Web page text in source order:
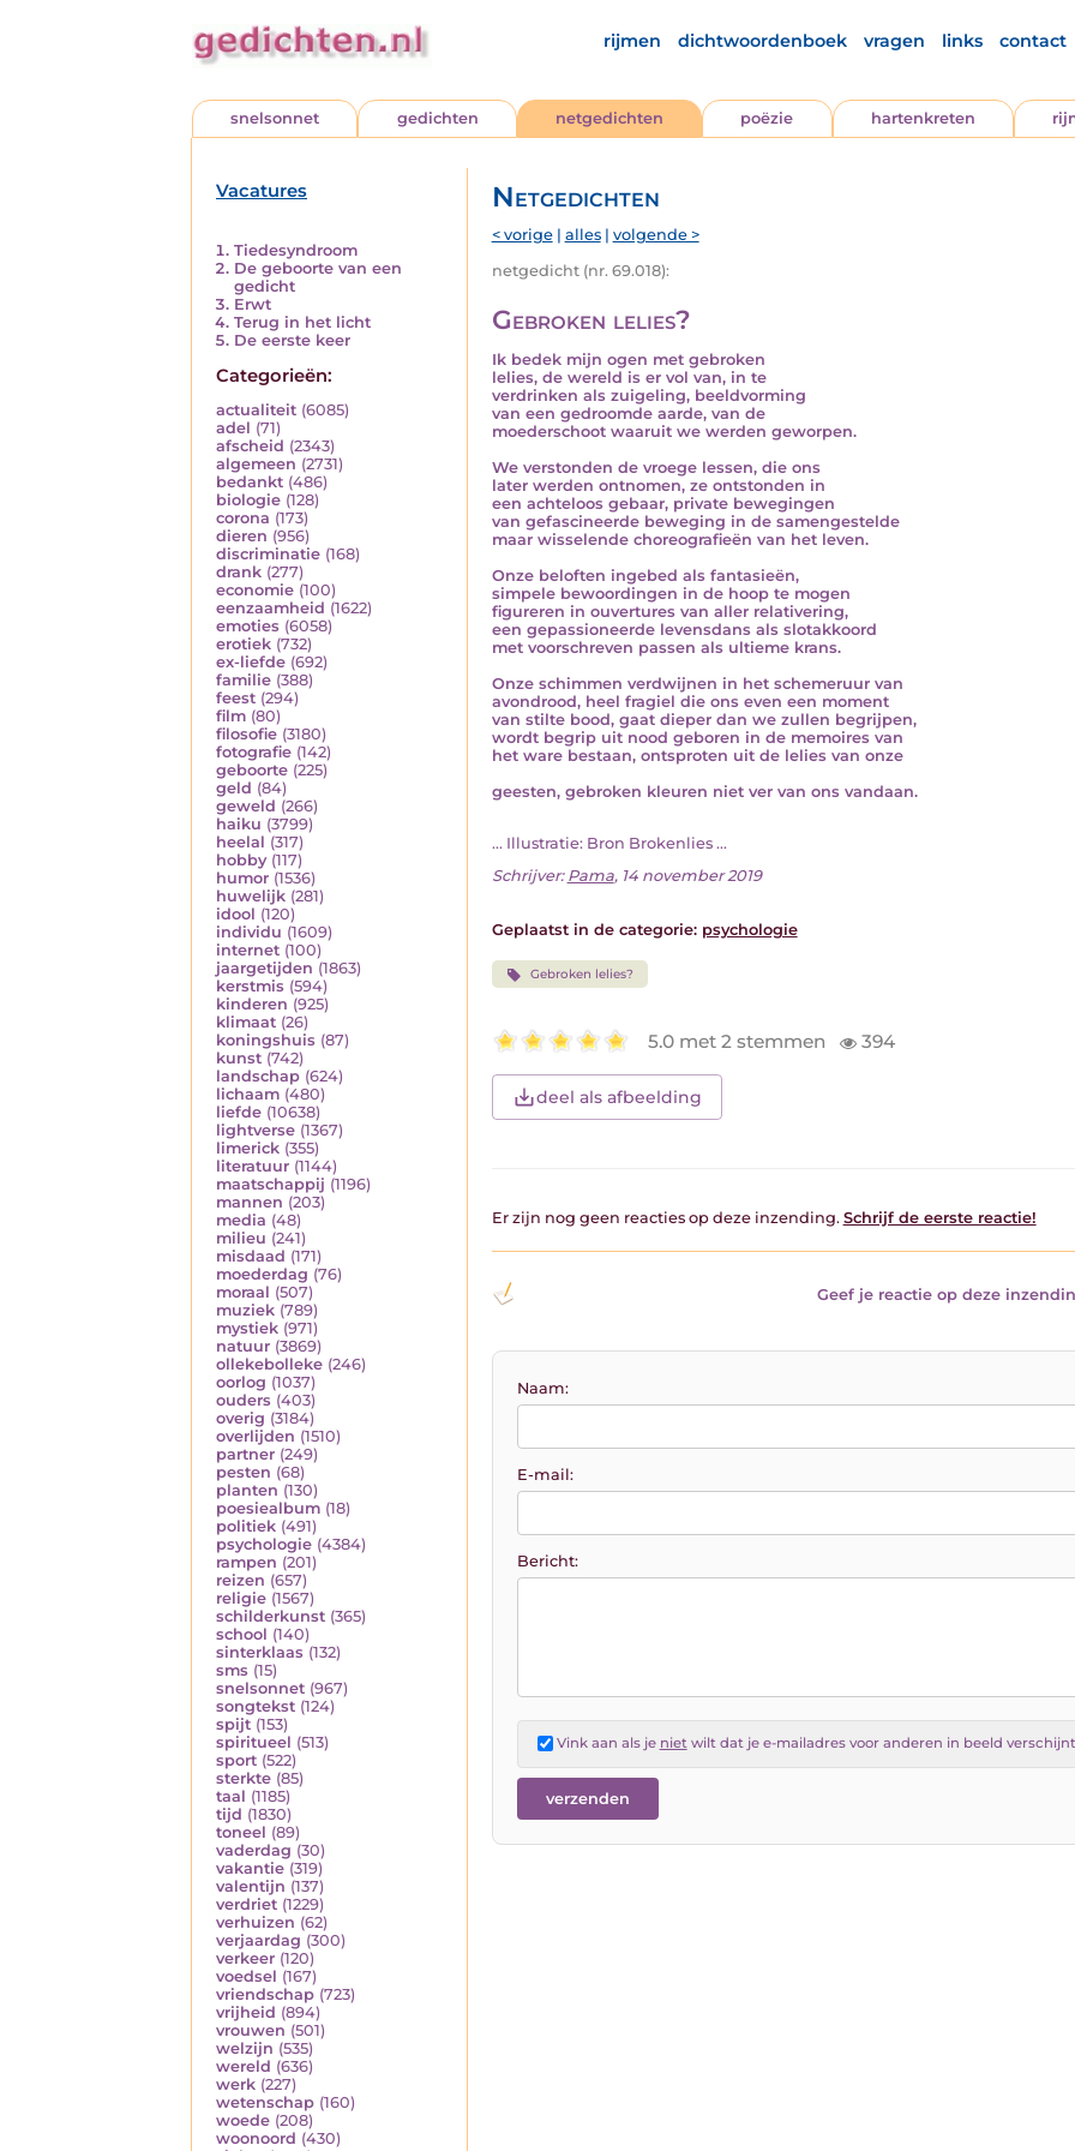
rijmen dichtwoordenboek vragen links contact
snelsonnet gedichten netgedichten poëzie hartenkreten
Vacatures
Tiedesyndroom
De geboorte van een
gedicht
Erwt
Terug in het licht
De eerste keer
Categorieën:
actualiteit (6085)
adel (71)
afscheid (2343)
algemeen (2731)
bedankt (486)
biologie (128)
corona (173)
dieren (956)
discriminatie (168)
drank (277)
economie (100)
eenzaamheid (1622)
emoties (6058)
erotiek (732)
ex-liefde (692)
familie (388)
feest (294)
film (80)
filosofie (3180)
fotografie (142)
geboorte (225)
geld (84)
geweld (266)
haiku (3799)
heelal (317)
hobby (117)
humor (1536)
huwelijk (281)
idool (120)
individu (1609)
internet (100)
jaargetijden (1863)
kerstmis (594)
kinderen (925)
klimaat (26)
koningshuis (87)
kunst (742)
landschap (624)
lichaam (480)
liefde (10638)
lightverse (1367)
limerick (355)
literatuur (1144)
maatschappij (1196)
mannen (203)
media (48)
milieu (241)
misdaad (171)
moederdag (76)
moraal (507)
muziek (789)
mystiek (971)
natuur (3869)
ollekebolleke (246)
oorlog (1037)
ouders (403)
overig (3184)
overlijden (1510)
partner (249)
pesten (68)
planten (130)
poesiealbum (18)
politiek (491)
psychologie (4384)
rampen (201)
reizen (657)
religie (1567)
schilderkunst (365)
school (140)
sinterklaas (132)
sms (15)
snelsonnet (967)
songtekst (124)
spijt (153)
spiritueel (513)
sport (522)
sterkte (85)
taal (1185)
tijd (1830)
toneel (89)
vaderdag (30)
vakantie (319)
valentijn (137)
verdriet (1229)
verhuizen (62)
verjaardag (300)
verkeer (120)
voedsel (167)
vriendschap (723)
vrijheid (894)
vrouwen (501)
welzijn (535)
wereld (636)
werk (227)
wetenschap (160)
woede (208)
woonoord (430)
Netgedichten
< vorige| alles| volgende >
netgedicht (nr. 69.018):
Gebroken lelies?
Ik bedek mijn ogen met gebroken
lelies, de wereld is er vol van, in te
verdrinken als zuigeling, beeldvorming
van een gedroomde aarde, van de
moederschoot waaruit we werden geworpen.
We verstonden de vroege lessen, die ons
later werden ontnomen, ze ontstonden in
een achteloos gebaar, private bewegingen
van gefascineerde beweging in de samengestelde
maar wisselende choreografieën van het leven.
Onze beloften ingebed als fantasieën,
simpele bewoordingen in de hoop te mogen
figureren in ouvertures van aller relativering,
een gepassioneerde levensdans als slotakkoord
met voorschreven passen als ultieme krans.
Onze schimmen verdwijnen in het schemeruur van
avondrood, heel fragiel die ons even een moment
van stilte bood, gaat dieper dan we zullen begrijpen,
wordt begrip uit nood geboren in de memoires van
het ware bestaan, ontsproten uit de lelies van onze
geesten, gebroken kleuren niet ver van ons vandaan.
... Illustratie: Bron Brokenlies ...
Schrijver: Pama, 14 november 2019
Geplaatst in de categorie: psychologie
Gebroken lelies?
5.0 met 2 stemmen 394
deel als afbeelding
Er zijn nog geen reacties op deze inzending. Schrijf de eerste reactie!
Geef je reactie op deze
Naam:
E-mail:
Bericht:
Vink aan als je nietwilt dat je e-mailadres voor anderen in beeld verschijnt